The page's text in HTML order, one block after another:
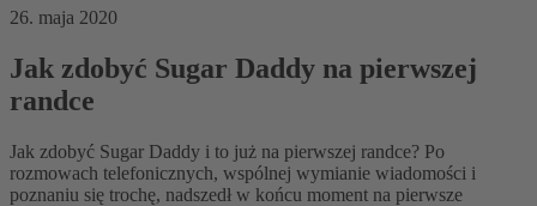
26. maja 2020
Jak zdobyć Sugar Daddy na pierwszej
randce
Jak zdobyć Sugar Daddy i to już na pierwszej randce? Po
rozmowach telefonicznych, wspólnej wymianie wiadomości i
poznaniu się trochę, nadszedł w końcu moment na pierwsze